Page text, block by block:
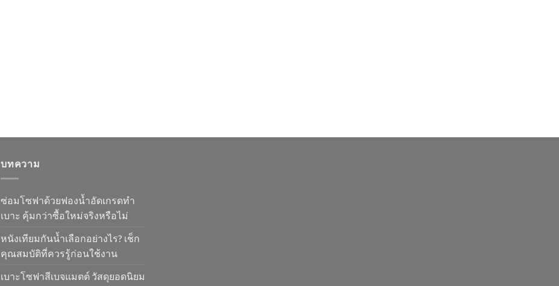
บทความ
ซ่อมโซฟาด้วยฟองน้ำอัดเกรดทำ
เบาะ คุ้มกว่าซื้อใหม่จริงหรือไม่
หนังเทียมกันน้ำเลือกอย่างไร? เช็ก
คุณสมบัติที่ควรรู้ก่อนใช้งาน
เบาะโซฟาสีเบจแมตต์ วัสดุยอดนิยม